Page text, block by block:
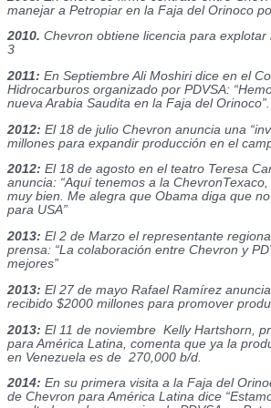
manejar a Petropiar en la Faja del Orinoco
2010. Chevron obtiene licencia para
3
2011: En Septiembre Ali Moshiri dice en el
Hidrocarburos organizado por PDVSA:
nueva Arabia Saudita en la Faja del Orinoco”.
2012: El 18 de julio Chevron anuncia una
millones para expandir producción en el
2012: El 18 de agosto en el teatro Teresa
anuncia: “Aquí tenemos a la
muy bien. Me alegra que Obama diga que
para USA”
2013: El 2 de Marzo el representante
prensa: “La colaboración entre Chevron y
mejores”
2013: El 27 de mayo Rafael Ramírez
recibido $2000 millones para promover
2013: El 11 de noviembre Kelly Hartshorn,
para América Latina, comenta que ya la
en Venezuela es de 270,000 b/d.
2014: En su primera visita a la Faja del
de Chevron para América Latina dice